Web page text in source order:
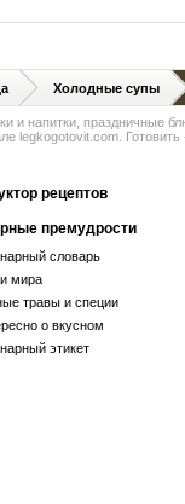
Холодные супы
и напитки, праздничные
legkogotovit.com. Готовить
рецептов
премудрости
словарь
мира
травы и специи
о вкусном
этикет